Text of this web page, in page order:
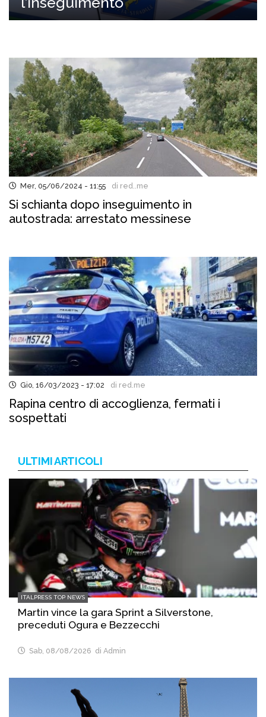
Mer, 05/06/2024 - 11:55 di red..me
Si schianta dopo inseguimento in
autostrada: arrestato messinese
Gio, 16/03/2023 - 17:02 di red.me
Rapina centro di accoglienza, fermati i
sospettati
ULTIMI ARTICOLI
ITALPRESS TOP NEWS
Martin vince la gara Sprint a Silverstone,
preceduti Ogura e Bezzecchi
Sab, 08/08/2026 di Admin